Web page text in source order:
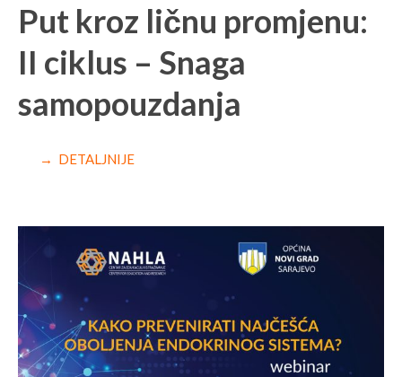
Put kroz ličnu promjenu:
II ciklus – Snaga
samopouzdanja
→ DETALJNIJE